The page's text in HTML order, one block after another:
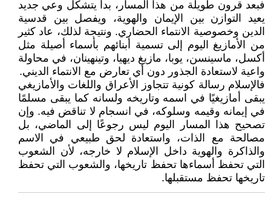
فبعد قرون طويلة من هذا المسار، بدأ يتشكّل وعي جديد
يعيد التوازن بين الإيمان والهوية، ويفصل بين قدسية
الدين وخصوصية الانتماء الحضاري. ونتيجة لذلك، عاد كثير
من الأمازيغ اليوم إلى تسمية أبنائهم بأسماء أصيلة مثل
أكسل، ماسينسن، يوبا، مازيغ ديهيا، وتينهينان، في محاولة
واعية لاستعادة الجذور دون أي تعارض مع الانتماء الديني.
فالإسلام رسالة كونية تتجاوز الأعراق واللغات والأمازيغي
يبقى أمازيغيًا في اسمه وتاريخه ولسانه كما يبقى مسلمًا
في إيمانه وقيمه وسلوكه، في انسجام لا تناقض فيه. وإن
تصحيح هذا المسار اليوم ليس رجوعًا إلى الماضي، بل
مصالحة مع الذات، واستعادة لحق طبيعي في الاسم
والذاكرة والهوية داخل الإسلام لا خارجه، لأن الشعوب
التي تحفظ أسماءها تحفظ تاريخها، والشعوب التي تحفظ
تاريخها تحفظ مستقبلها.